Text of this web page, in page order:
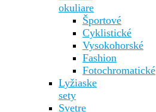
okuliare
Športové
Cyklistické
Vysokohorské
Fashion
Fotochromatické
Lyžiaske
sety
Svetre